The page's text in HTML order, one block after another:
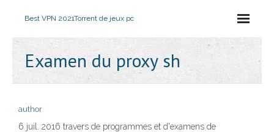
Best VPN 2021Torrent de jeux pc
Examen du proxy sh
author
6 juil. 2016 travers de programmes et d'examens de